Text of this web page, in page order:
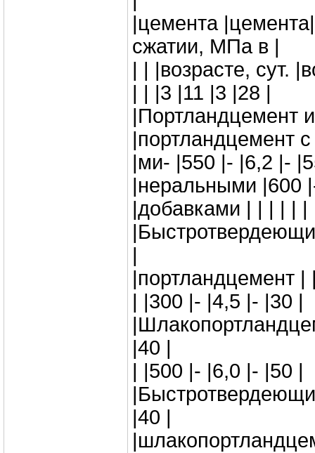
|цемента
сжатии, МПа в |
| | |возрасте, сут.
| | |3 |11 |3 |28 |
|Портландцемент
|портландцемент
|ми- |550 |- |6,2 |-
|неральными |600
|добавками | | | | | |
|портландцемент
| |300 |- |4,5 |- |30 |
|40 |
| |500 |- |6,0 |- |50 |
|40 |